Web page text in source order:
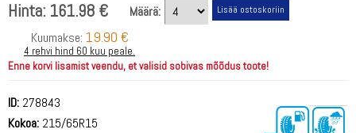
Hinta: 161.98 €
Määrä:
Kuumakse: 19.90 €
4 rehvi hind 60 kuu peale.
Enne korvi lisamist veendu, et valisid sobivas mõõdus toote!
ID: 278843
Kokoa: 215/65R15